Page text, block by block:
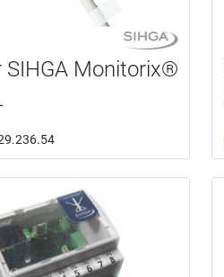
SIHGA Monitorix®